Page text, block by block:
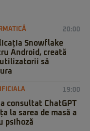
20:00
Snowflake
Android, creată
să
19:00
consultat ChatGPT
la sarea de masă a
psihoză